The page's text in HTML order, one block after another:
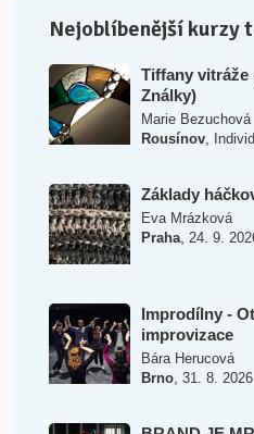
Nejoblíbenější kurzy
Tiffany vitráže
Ználky)
Marie Bezuchová
Rousínov,
Základy
Eva Mrázková
Praha, 24. 9.
Improdílny -
improvizace
Bára Herucová
Brno, 31. 8. 2026